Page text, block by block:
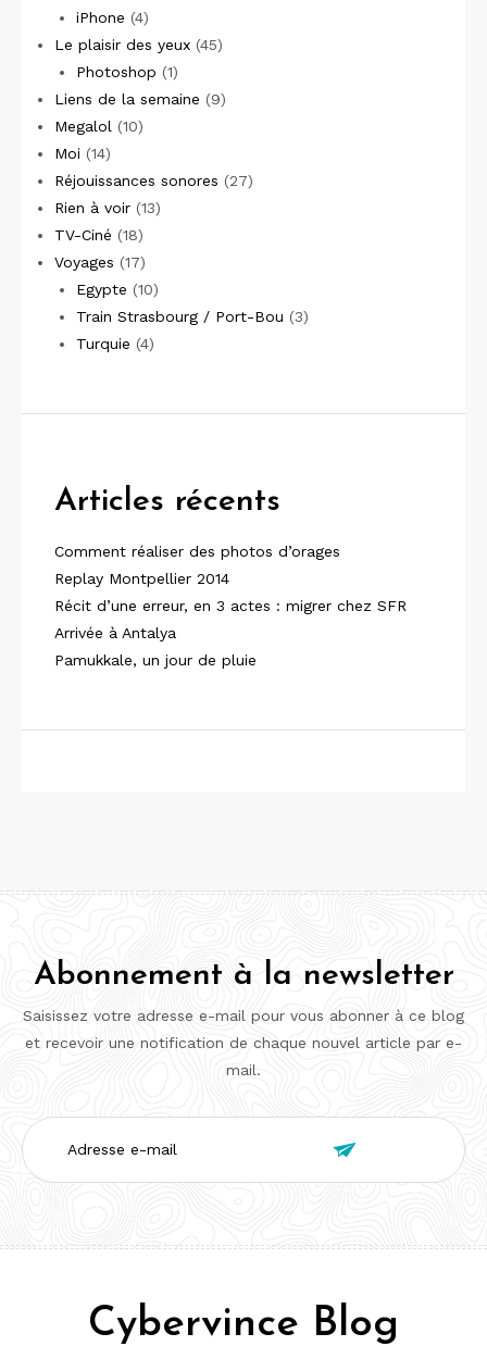
iPhone (4)
Le plaisir des yeux (45)
Photoshop (1)
Liens de la semaine (9)
Megalol (10)
Moi (14)
Réjouissances sonores (27)
Rien à voir (13)
TV-Ciné (18)
Voyages (17)
Egypte (10)
Train Strasbourg / Port-Bou (3)
Turquie (4)
Articles récents
Comment réaliser des photos d’orages
Replay Montpellier 2014
Récit d’une erreur, en 3 actes : migrer chez SFR
Arrivée à Antalya
Pamukkale, un jour de pluie
Abonnement à la newsletter
Saisissez votre adresse e-mail pour vous abonner à ce blog
et recevoir une notification de chaque nouvel article par e-
mail.
Adresse
e-
mail

Cybervince Blog